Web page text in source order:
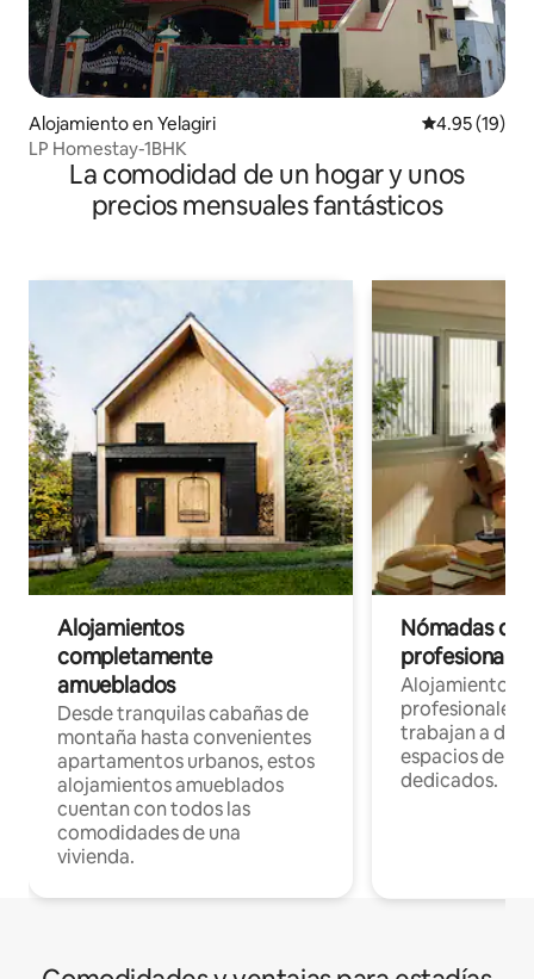
Alojamiento en Yelagiri Calificación
4.95 (19)
LP Homestay-1BHK
La comodidad de un hogar y unos
precios mensuales fantásticos
Alojamientos
completamente
amueblados
Desde tranquilas cabañas de
montaña hasta convenientes
apartamentos urbanos, estos
alojamientos amueblados
cuentan con todos las
comodidades de una
vivienda.
Nómadas
Alojamientos
profesionales
trabajan a
espacios de
dedicados.